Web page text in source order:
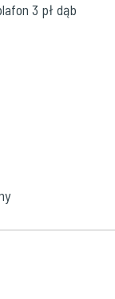
3 pł dąb